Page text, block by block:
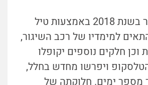
ה - JWST ישוגר בשנת 2018 באמצעות טיל
להתאים למימדיו של רכב השיגור,
חלקים נוספים יקופלו
ויפרשו מחדש בחלל,
מספר ימים. חלוקתה של